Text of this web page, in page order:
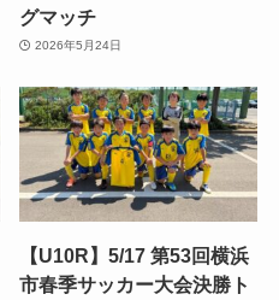
グマッチ
2026年5月24日
【U10R】5/17 第53回横浜
市春季サッカー大会決勝ト